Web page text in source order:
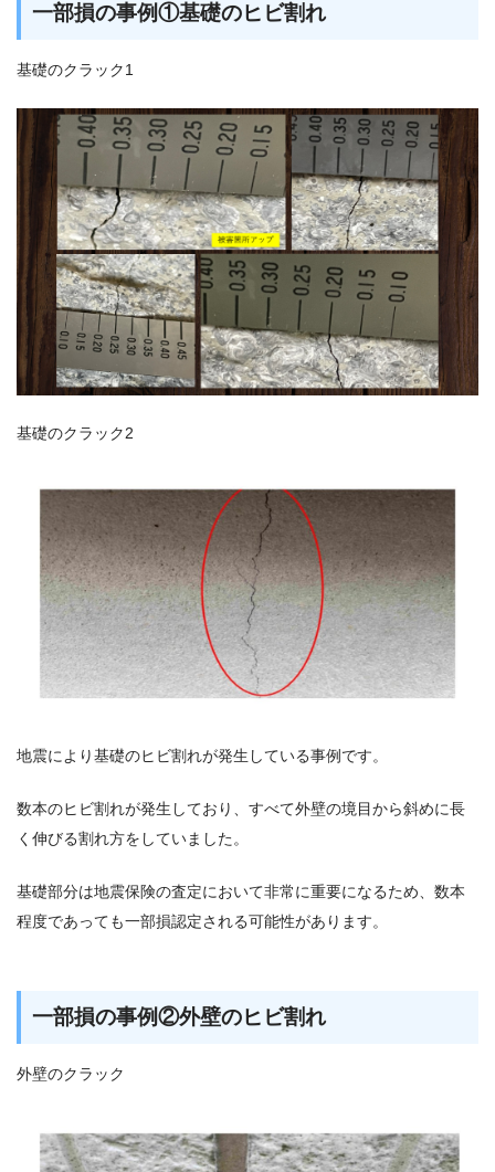
一部損の事例①基礎のヒビ割れ
基礎のクラック1
基礎のクラック2
地震により基礎のヒビ割れが発生している事例です。
数本のヒビ割れが発生しており、すべて外壁の境目から斜めに長
く伸びる割れ方をしていました。
基礎部分は地震保険の査定において非常に重要になるため、数本
程度であっても一部損認定される可能性があります。
一部損の事例②外壁のヒビ割れ
外壁のクラック